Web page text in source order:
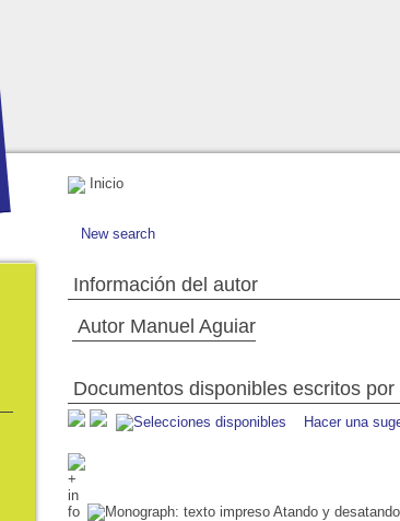
Inicio
New search
Información del autor
Autor Manuel Aguiar
Documentos disponibles escritos
Hacer una
Atando y